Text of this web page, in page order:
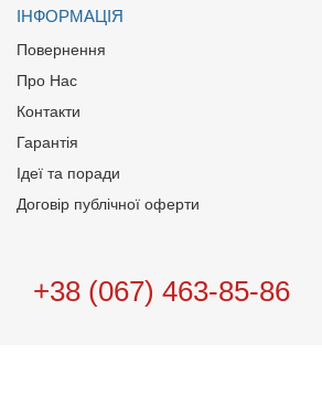
ІНФОРМАЦІЯ
Повернення
Про Нас
Контакти
Гарантія
Ідеї та поради
Договір публічної оферти
+38 (067) 463-85-86